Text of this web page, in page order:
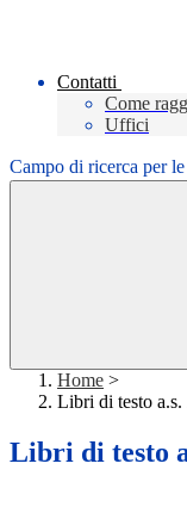
Contatti
Come
Uffici
Campo di ricerca per
Home >
Libri di testo
Libri di testo